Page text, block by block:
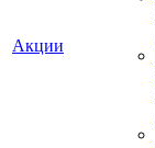
Акции